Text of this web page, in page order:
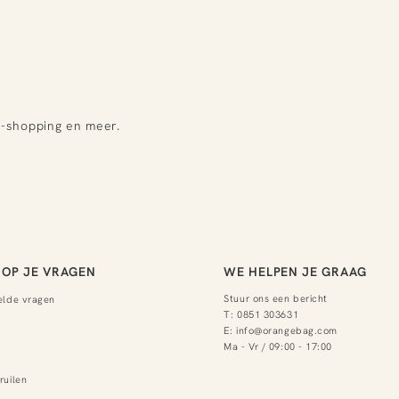
en meer.
JE VRAGEN
vragen
WE HELPEN JE GRAAG
Stuur ons een bericht
T:0851 303631
E:info@orangebag.com
Ma - Vr / 09:00 - 17:00